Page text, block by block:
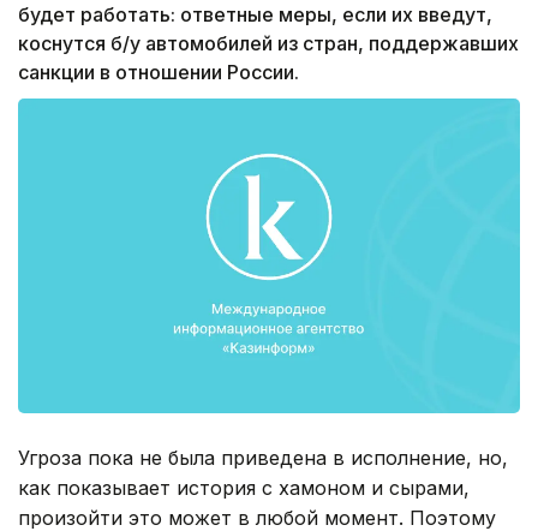
будет работать: ответные меры, если их введут,
коснутся б/у автомобилей из стран, поддержавших
санкции в отношении России.
Угроза пока не была приведена в исполнение, но,
как показывает история с хамоном и сырами,
произойти это может в любой момент. Поэтому